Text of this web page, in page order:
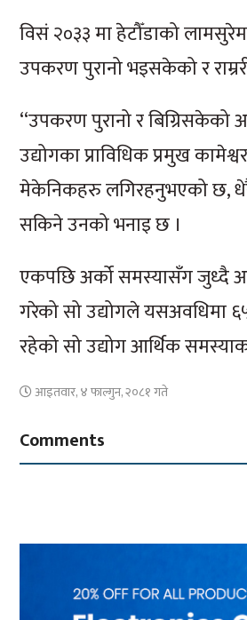
विसं २०३३ मा हेटौँडाको
उपकरण पुरानो भइसकेको र
‘‘उपकरण पुरानो र
उद्योगका प्राविधिक प्रमुख
मेकेनिकहरु लगिरहनुभएको छ, धेरै
सकिने उनको भनाइ छ ।
एकपछि अर्को समस्यासँग जुध्दै
गरेको सो उद्योगले यसअवधिमा
रहेको सो उद्योग आर्थिक
आइतवार, ४ फाल्गुन, २०८१ गते
Comments